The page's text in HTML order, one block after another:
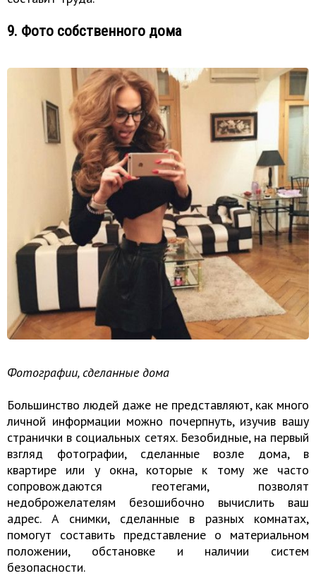
9. Фото собственного дома
Фотографии, сделанные дома
Большинство людей даже не представляют, как много
личной информации можно почерпнуть, изучив вашу
странички в социальных сетях. Безобидные, на первый
взгляд фотографии, сделанные возле дома, в
квартире или у окна, которые к тому же часто
сопровождаются геотегами, позволят
недоброжелателям безошибочно вычислить ваш
адрес. А снимки, сделанные в разных комнатах,
помогут составить представление о материальном
положении, обстановке и наличии систем
безопасности.